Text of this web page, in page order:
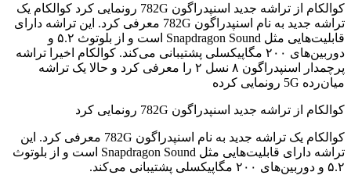
کوالکام از تراشه جدید اسنپدراگون 782G رونمایی کرد کوالکام یک
تراشه جدید به نام اسنپدراگون 782G معرفی کرد. این تراشه دارای
قابلیت‌هایی مثل Snapdragon Sound است و از بلوتوث ۵.۲ و
دوربین‌های ۲۰۰ مگاپیکسلی پشتیبانی می‌کند.‌ کوالکام اخیرا تراشه
پرچمدار اسنپدراگون ۸ نسل ۲ را معرفی کرد و حالا یک تراشه
میان‌رده 5G رونمایی کرده
کوالکام از تراشه جدید اسنپدراگون 782G رونمایی کرد
کوالکام یک تراشه جدید به نام اسنپدراگون 782G معرفی کرد. این
تراشه دارای قابلیت‌هایی مثل Snapdragon Sound است و از بلوتوث
۵.۲ و دوربین‌های ۲۰۰ مگاپیکسلی پشتیبانی می‌کند.‌